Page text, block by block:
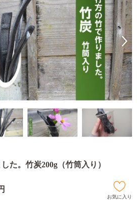
た。竹炭200g（竹筒入り）
お気に入り